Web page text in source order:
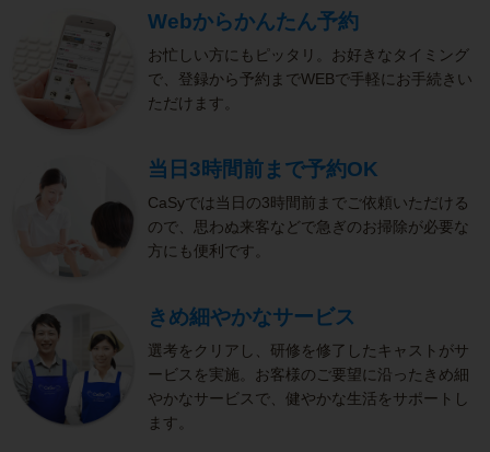
Webからかんたん予約
お忙しい方にもピッタリ。お好きなタイミング
で、登録から予約までWEBで手軽にお手続きい
ただけます。
当日3時間前まで予約OK
CaSyでは当日の3時間前までご依頼いただける
ので、思わぬ来客などで急ぎのお掃除が必要な
方にも便利です。
きめ細やかなサービス
選考をクリアし、研修を修了したキャストがサ
ービスを実施。お客様のご要望に沿ったきめ細
やかなサービスで、健やかな生活をサポートし
ます。